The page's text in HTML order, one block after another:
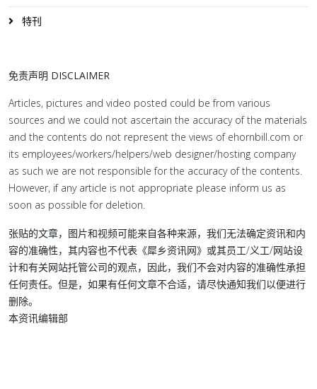
特刊
免责声明 DISCLAIMER
Articles, pictures and video posted could be from various
sources and we could not ascertain the accuracy of the materials
and the contents do not represent the views of ehornbill.com or
its employees/workers/helpers/web designer/hosting company
as such we are not responsible for the accuracy of the contents.
However, if any article is not appropriate please inform us as
soon as possible for deletion.
张贴的文章，图片和视频可能来自各种来源，我们无法确定资讯和内
容的准确性，其内容也不代表《犀乡资讯网》或其员工/义工/网站设
计和有关网站托管公司的观点，因此，我们不会对内容的准确性承担
任何责任。但是，如果有任何文章不合适，请尽快通知我们以便进行
删除。
本资讯编辑部